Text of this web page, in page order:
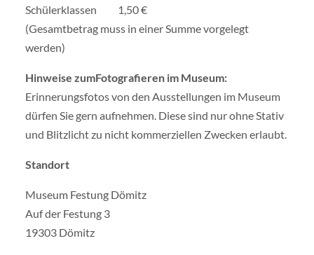
Schülerklassen 1,50 €
(Gesamtbetrag muss in einer Summe vorgelegt
werden)
Hinweise zumFotografieren im Museum:
Erinnerungsfotos von den Ausstellungen im Museum
dürfen Sie gern aufnehmen. Diese sind nur ohne Stativ
und Blitzlicht zu nicht kommerziellen Zwecken erlaubt.
Standort
Museum Festung Dömitz
Auf der Festung 3
19303 Dömitz